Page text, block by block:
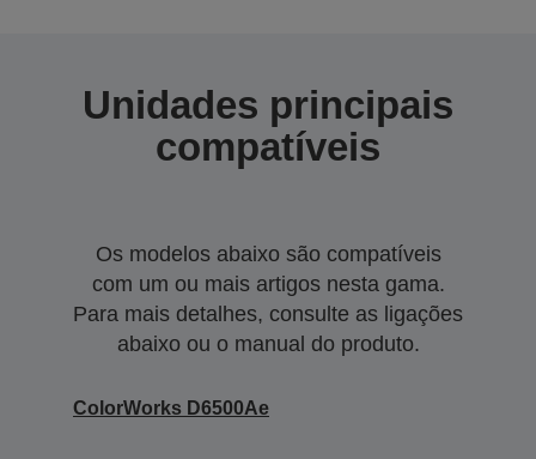
Unidades principais
compatíveis
Os modelos abaixo são compatíveis
com um ou mais artigos nesta gama.
Para mais detalhes, consulte as ligações
abaixo ou o manual do produto.
ColorWorks D6500Ae